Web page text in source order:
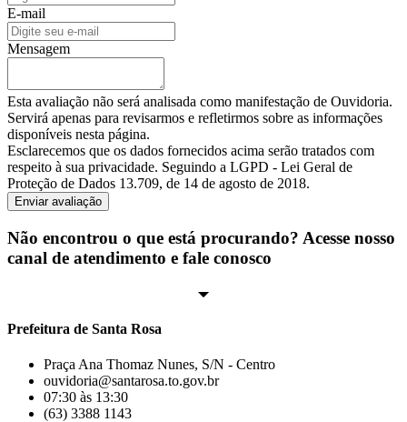
E-mail
Mensagem
Esta avaliação não será analisada como manifestação de Ouvidoria.
Servirá apenas para revisarmos e refletirmos sobre as informações
disponíveis nesta página.
Esclarecemos que os dados fornecidos acima serão tratados com
respeito à sua privacidade. Seguindo a LGPD - Lei Geral de
Proteção de Dados 13.709, de 14 de agosto de 2018.
Enviar avaliação
Não encontrou o que está procurando? Acesse nosso
canal de atendimento e fale conosco
Prefeitura de Santa Rosa
Praça Ana Thomaz Nunes, S/N - Centro
ouvidoria@santarosa.to.gov.br
07:30 às 13:30
(63) 3388 1143